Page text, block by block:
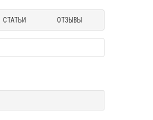
СТАТЬИ ОТЗЫВЫ